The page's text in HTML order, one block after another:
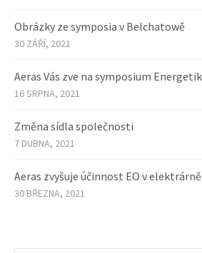
Obrázky ze symposia v Belchatowě
30 ZÁŘÍ, 2021
Aeras Vás zve na symposium
16 SRPNA, 2021
Změna sídla společnosti
7 DUBNA, 2021
Aeras zvyšuje účinnost EO v
30 BŘEZNA, 2021